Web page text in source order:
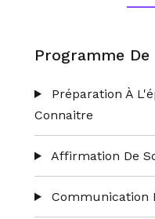
Les Chances De
Programme
Préparation À
Connaitre
Affirmation De
Communication